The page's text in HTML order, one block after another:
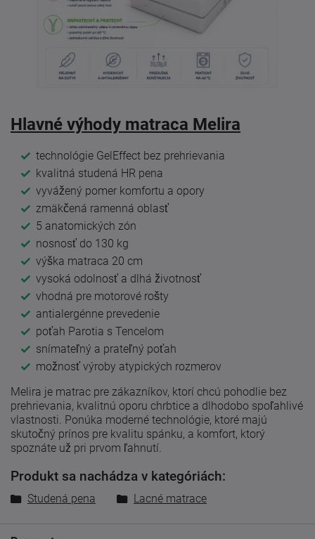
Hlavné výhody matraca Melira
technológie GelEffect bez prehrievania
kvalitná studená HR pena
vyvážený pomer komfortu a opory
zmäkčená ramenná oblasť
5 anatomických zón
nosnosť do 130 kg
výška matraca 20 cm
vysoká odolnosť a dlhá životnosť
vhodná pre motorové rošty
antialergénne prevedenie
poťah Parotia s Tencelom
snímateľný a prateľný poťah
možnosť výroby atypických rozmerov
Melira je matrac pre zákazníkov, ktorí chcú pohodlie bez
prehrievania, kvalitnú oporu chrbtice a dlhodobo spoľahlivé
vlastnosti. Ponúka moderné technológie, ktoré majú
skutočný prínos pre kvalitu spánku, a komfort, ktorý
spoznáte už pri prvom ľahnutí.
Produkt sa nachádza v kategóriách:
Studená pena Lacné matrace